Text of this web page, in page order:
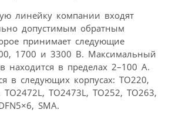
линейку компании входят
допустимым обратным
принимает следующие
1700 и 3300 В. Максимальный
находится в пределах 2–100 А.
в следующих корпусах: ТО220,
TO2472L, TO2473L, TO252, TO263,
SMA.